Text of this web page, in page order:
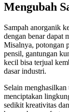
Mengubah
Sampah anorganik
dengan benar dapat
Misalnya, potongan
pensil, gantungan
kecil bisa terjual
dasar industri.
Selain
menciptakan
sedikit kreativitas